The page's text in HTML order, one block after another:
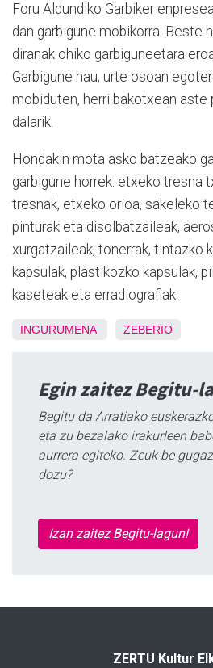
Foru Aldundiko Garbiker
dan garbigune mobikorra. Beste
diranak ohiko garbiguneetara
Garbigune hau, urte osoan
mobiduten, herri bakotxean aste
dalarik.
Hondakin mota asko batzeako
garbigune horrek: etxeko tresna
tresnak, etxeko orioa, sakeleko
pinturak eta disolbatzaileak,
xurgatzaileak, tonerrak, tintazko
kapsulak, plastikozko kapsulak,
kaseteak eta erradiografiak.
INGURUMENA ZEBERIO
Egin zaitez Begitu-
Begitu da Arratiako
eta zu bezalako irakurleen
aurrera egiteko. Zeuk be
dozu?
Izan zaitez Begitu-lagun!
ZERTU Kultur